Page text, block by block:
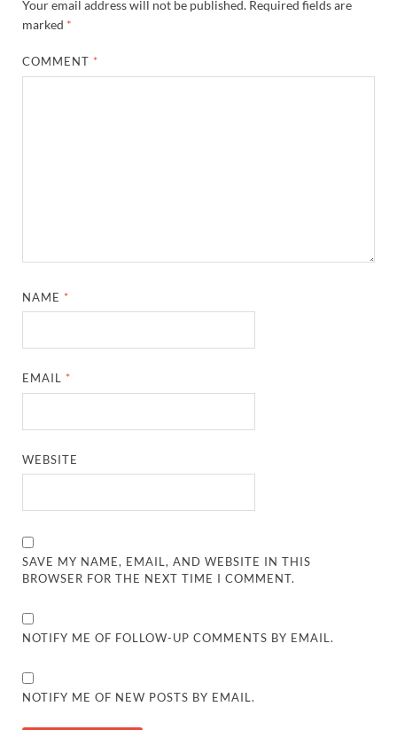
Your email address will not be published. Required fields are
marked *
COMMENT *
NAME *
EMAIL *
WEBSITE
SAVE MY NAME, EMAIL, AND WEBSITE IN THIS
BROWSER FOR THE NEXT TIME I COMMENT.
NOTIFY ME OF FOLLOW-UP COMMENTS BY EMAIL.
NOTIFY ME OF NEW POSTS BY EMAIL.